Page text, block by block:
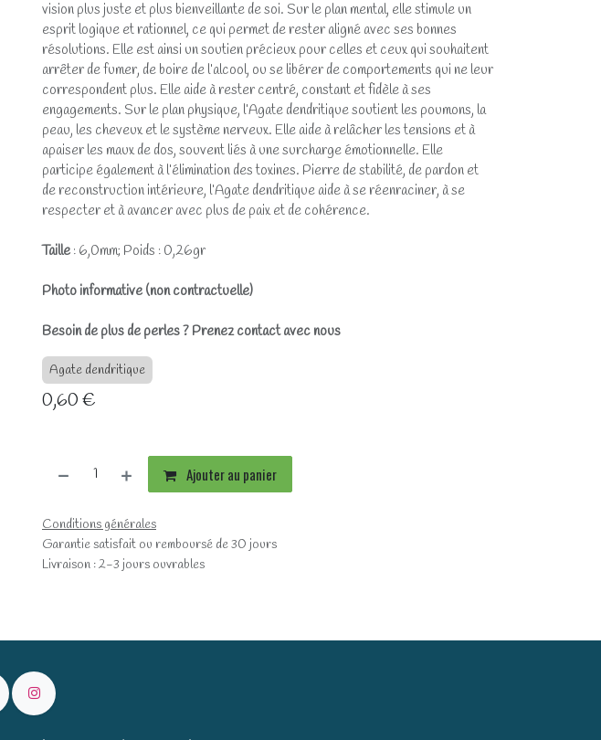
vision plus juste et plus bienveillante de soi. Sur le plan mental, elle stimule un
esprit logique et rationnel, ce qui permet de rester aligné avec ses bonnes
résolutions. Elle est ainsi un soutien précieux pour celles et ceux qui souhaitent
arrêter de fumer, de boire de l’alcool, ou se libérer de comportements qui ne leur
correspondent plus. Elle aide à rester centré, constant et fidèle à ses
engagements. Sur le plan physique, l’Agate dendritique soutient les poumons, la
peau, les cheveux et le système nerveux. Elle aide à relâcher les tensions et à
apaiser les maux de dos, souvent liés à une surcharge émotionnelle. Elle
participe également à l’élimination des toxines. Pierre de stabilité, de pardon et
de reconstruction intérieure, l’Agate dendritique aide à se réenraciner, à se
respecter et à avancer avec plus de paix et de cohérence.
Taille : 6,0mm; Poids : 0,26gr
Photo informative (non contractuelle)
Besoin de plus de perles ? Prenez contact avec nous
Agate dendritique
0,60€
Ajouter au panier
Conditions générales
Garantie satisfait ou remboursé de 30 jours
Livraison : 2-3 jours ouvrables